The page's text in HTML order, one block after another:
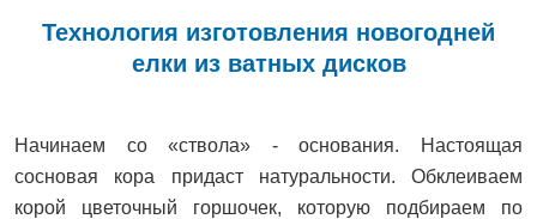
Технология изготовления новогодней
елки из ватных дисков
Начинаем со «ствола» - основания. Настоящая
сосновая кора придаст натуральности. Обклеиваем
корой цветочный горшочек, которую подбираем по